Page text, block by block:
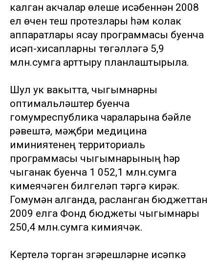
калган акчалар өлеше исәбеннән 2008
ел өчен теш протезлары һәм колак
аппаратлары ясау программасы буенча
исәп-хисапларны төгәлләүгә 5,9
млн.сумга арттыру планлаштырыла.
Шул ук вакытта, чыгымнарны
оптимальләштерү буенча
гомумреспублика чараларына бәйле
рәвештә, мәҗбүри медицина
иминиятенең территориаль
программасы чыгымнарының һәр
чыганак буенча 1 052,1 млн.сумга
кимеячәген билгеләп үтәргә кирәк.
Гомумән алганда, расланган бюджеттан
2009 елга Фонд бюджеты чыгымнары
250,4 млн.сумга кимиячәк.
Кертелә торган үзгәрешләрне исәпкә